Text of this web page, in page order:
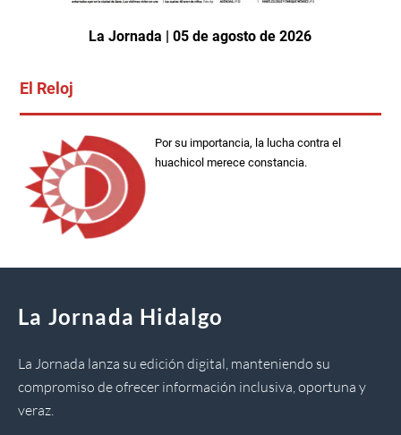
La Jornada | 05 de agosto de 2026
El Reloj
Por su importancia, la lucha contra el
huachicol merece constancia.
La Jornada Hidalgo
La Jornada lanza su edición digital, manteniendo su
compromiso de ofrecer información inclusiva, oportuna y
veraz.